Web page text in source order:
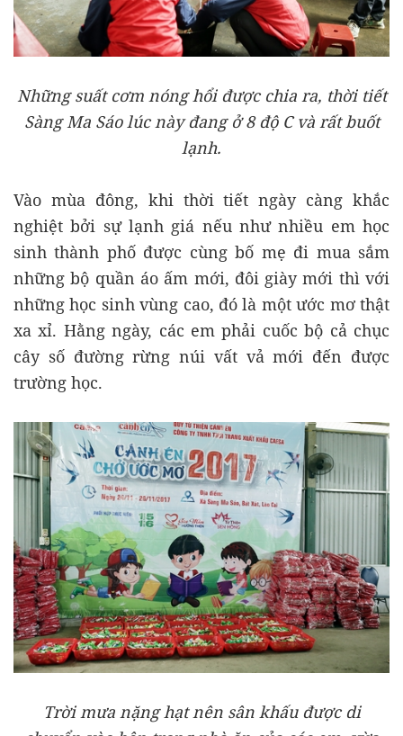
Những suất cơm nóng hổi được chia ra, thời tiết
Sàng Ma Sáo lúc này đang ở 8 độ C và rất buốt
lạnh.
Vào mùa đông, khi thời tiết ngày càng khắc
nghiệt bởi sự lạnh giá nếu như nhiều em học
sinh thành phố được cùng bố mẹ đi mua sắm
những bộ quần áo ấm mới, đôi giày mới thì với
những học sinh vùng cao, đó là một ước mơ thật
xa xỉ. Hằng ngày, các em phải cuốc bộ cả chục
cây số đường rừng núi vất vả mới đến được
trường học.
Trời mưa nặng hạt nên sân khấu được di